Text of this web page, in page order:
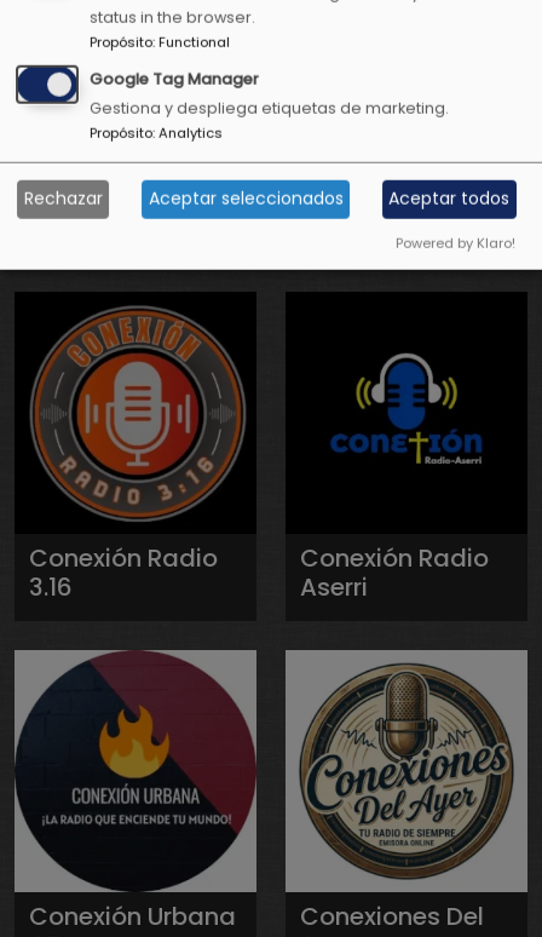
Conexión
Positiva Radio
Conexión
Positiva
Televisión
Conexión Radio
3.16
Conexión Radio
Aserri
Conexión Urbana
Conexiones Del
status in the browser.
Propósito:Functional
Google Tag Manager
Gestiona y despliega etiquetas de marketing.
Propósito:Analytics
Rechazar Aceptar seleccionados Aceptar todos
Powered by Klaro!